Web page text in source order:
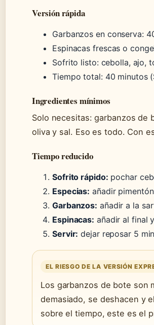
Versión rápida
Garbanzos en conserva:
Espinacas frescas o
Sofrito listo: cebolla, ajo,
Tiempo total: 40 minutos
Ingredientes mínimos
Solo necesitas: garbanzos de
oliva y sal. Eso es todo. Con
Tiempo reducido
Sofrito rápido: pochar
Especias: añadir
Garbanzos: añadir a la
Espinacas: añadir al final
Servir: dejar reposar 5
EL RIESGO DE LA VERSIÓN
Los garbanzos de bote son
demasiado, se deshacen y
sobre el tiempo, este es el